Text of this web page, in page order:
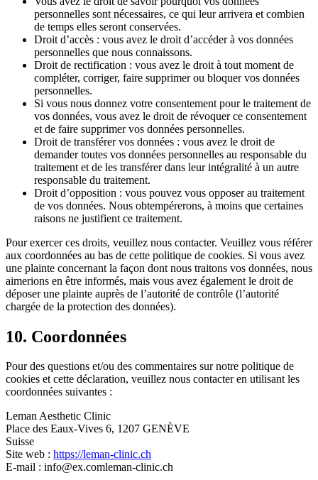
personnelles sont nécessaires, ce qui leur arrivera et combien
de temps elles seront conservées.
Droit d’accès : vous avez le droit d’accéder à vos données
personnelles que nous connaissons.
Droit de rectification : vous avez le droit à tout moment de
compléter, corriger, faire supprimer ou bloquer vos données
personnelles.
Si vous nous donnez votre consentement pour le traitement de
vos données, vous avez le droit de révoquer ce consentement
et de faire supprimer vos données personnelles.
Droit de transférer vos données : vous avez le droit de
demander toutes vos données personnelles au responsable du
traitement et de les transférer dans leur intégralité à un autre
responsable du traitement.
Droit d’opposition : vous pouvez vous opposer au traitement
de vos données. Nous obtempérerons, à moins que certaines
raisons ne justifient ce traitement.
Pour exercer ces droits, veuillez nous contacter. Veuillez vous référer
aux coordonnées au bas de cette politique de cookies. Si vous avez
une plainte concernant la façon dont nous traitons vos données, nous
aimerions en être informés, mais vous avez également le droit de
déposer une plainte auprès de l’autorité de contrôle (l’autorité
chargée de la protection des données).
10. Coordonnées
Pour des questions et/ou des commentaires sur notre politique de
cookies et cette déclaration, veuillez nous contacter en utilisant les
coordonnées suivantes :
Leman Aesthetic Clinic
Place des Eaux-Vives 6, 1207 GENÈVE
Suisse
Site web : https://leman-clinic.ch
E-mail : info@ex.comleman-clinic.ch